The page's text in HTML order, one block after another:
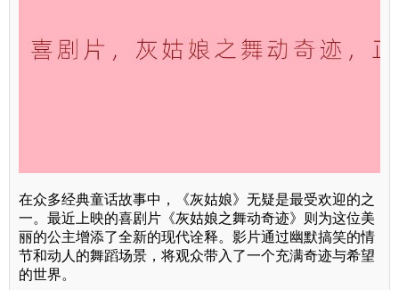
在众多经典童话故事中，《灰姑娘》无疑是最受欢迎的之
一。最近上映的喜剧片《灰姑娘之舞动奇迹》则为这位美
丽的公主增添了全新的现代诠释。影片通过幽默搞笑的情
节和动人的舞蹈场景，将观众带入了一个充满奇迹与希望
的世界。